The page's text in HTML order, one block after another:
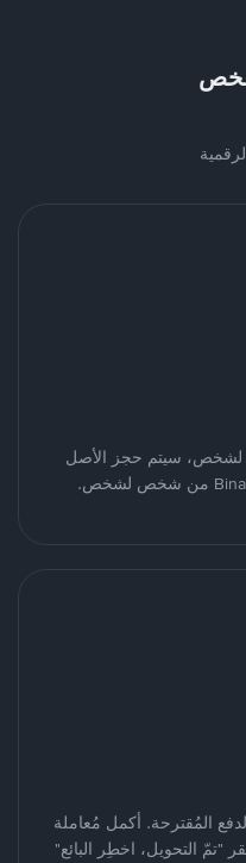
سيتم حجز الأصل
المُقترحة. أكمل مُعاملة
"تمّ التحويل، اخطِر البائع"